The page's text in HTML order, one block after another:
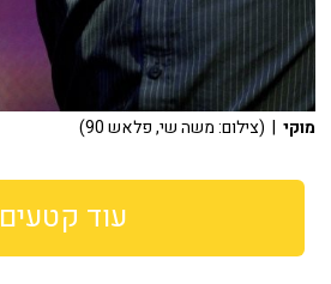
מוקי | (צילום: משה שי, פלאש 90)
עוד קטעים